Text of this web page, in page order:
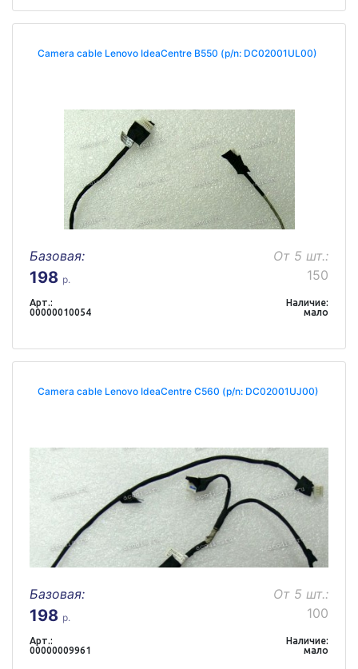
Camera cable Lenovo IdeaCentre B550 (p/n: DC02001UL00)
Базовая:
198 р.
От 5 шт.:
150
Арт.:
00000010054
Наличие:
мало
Camera cable Lenovo IdeaCentre C560 (p/n: DC02001UJ00)
Базовая:
198 р.
От 5 шт.:
100
Арт.:
00000009961
Наличие:
мало